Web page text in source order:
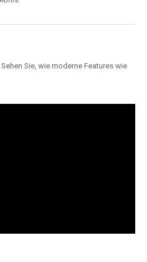
Sehen Sie, wie moderne Features wie